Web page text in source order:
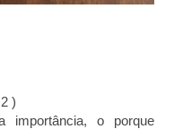
)
importância, o porque